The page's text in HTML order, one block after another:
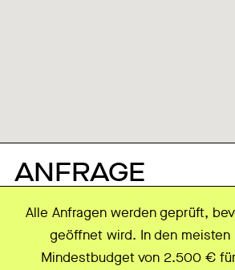
ANFRAGE
Alle Anfragen werden geprüft,
geöffnet wird. In den meisten
Mindestbudget von 2.500 €